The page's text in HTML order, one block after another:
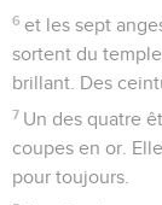
6 et les sept
sortent du
brillant. Des
7 Un des quatre
coupes en or.
pour toujours.